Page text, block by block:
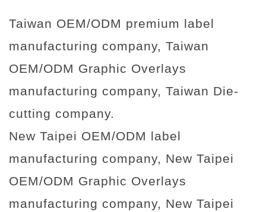
Taiwan OEM/ODM premium label
manufacturing company, Taiwan
OEM/ODM Graphic Overlays
manufacturing company, Taiwan Die-
cutting company.
New Taipei OEM/ODM label
manufacturing company, New Taipei
OEM/ODM Graphic Overlays
manufacturing company, New Taipei